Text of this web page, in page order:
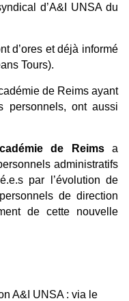
d’A&I UNSA du
d’ores et déjà informé
Tours).
de Reims ayant
personnels, ont aussi
de Reims a
administratifs
par l’évolution de
de direction
de cette nouvelle
A&I UNSA : via le